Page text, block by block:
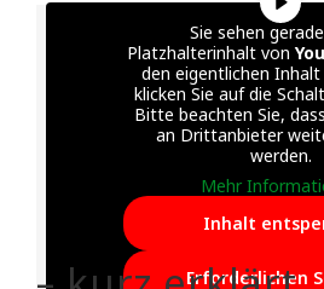
Sie sehen
Platzhalterinhalt von
den eigentlichen
klicken Sie auf die
Bitte beachten Sie,
an Drittanbieter
werden.
Mehr
Inhalt
Erforderlichen